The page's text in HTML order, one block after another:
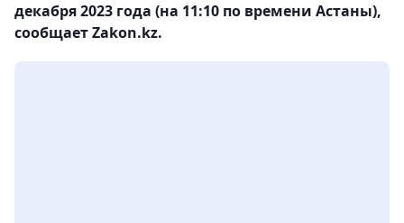
декабря 2023 года (на 11:10 по времени Астаны),
сообщает Zakon.kz.